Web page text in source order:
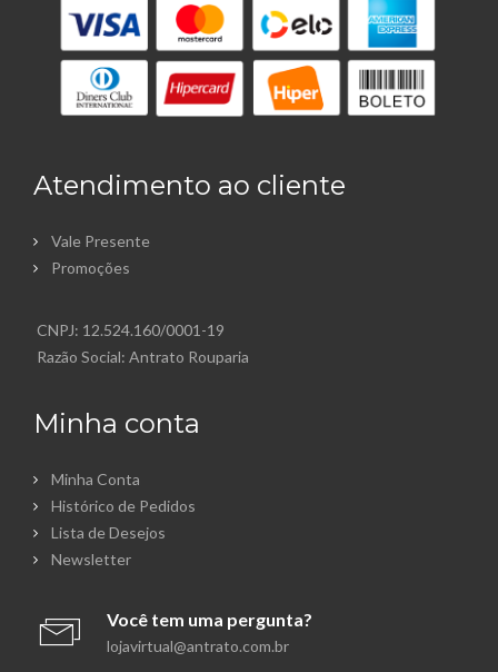
Atendimento ao cliente
Vale Presente
Promoções
CNPJ: 12.524.160/0001-19
Razão Social: Antrato Rouparia
Minha conta
Minha Conta
Histórico de Pedidos
Lista de Desejos
Newsletter
Você tem uma pergunta?
lojavirtual@antrato.com.br